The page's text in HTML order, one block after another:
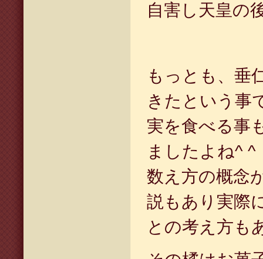
自害し天皇の
もっとも、垂
きたという事
実を食べる事
ましたよね^ ^
数え方の概念
説もあり実際
との考え方も